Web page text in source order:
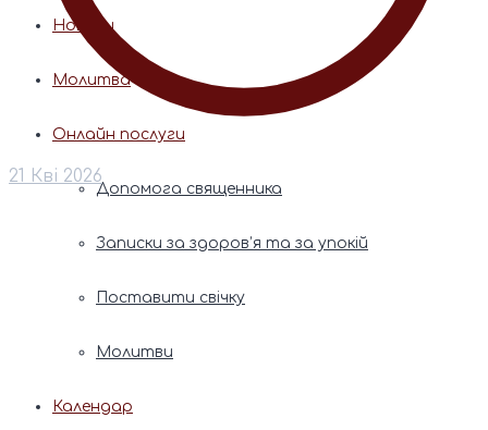
Новини
Молитва
Онлайн послуги
Допомога священника
Записки за здоров’я та за упокій
Поставити свічку
Молитви
Календар
21 Кві 2026